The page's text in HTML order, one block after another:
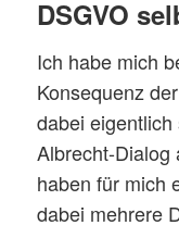
DSGVO
Ich habe mich
Konsequenz
dabei
Albrecht-Dialog
haben für mich
dabei mehrere